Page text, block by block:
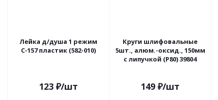
Лейка д/душа 1 режим
С-157 пластик (582-010)
123 ₽/шт
Круги шлифовальные
5шт., алюм.-оксид., 150мм
с липучкой (Р80) 39804
149 ₽/шт